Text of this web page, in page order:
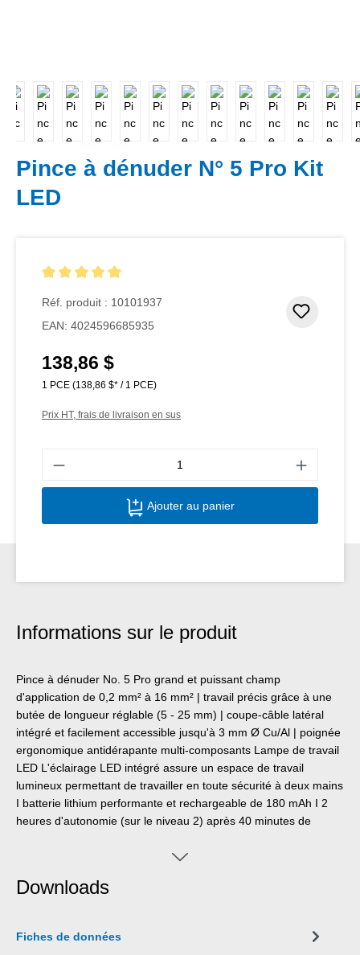
Pince à dénuder N° 5 Pro Kit
LED
Réf. produit : 10101937
EAN: 4024596685935
Prix régulier :
138,86 $
1 PCE (138,86 $* / 1 PCE)
Prix HT, frais de livraison en sus
Ajouter au panier
Informations sur le produit
Pince à dénuder No. 5 Pro grand et puissant champ
d'application de 0,2 mm² à 16 mm² | travail précis grâce à une
butée de longueur réglable (5 - 25 mm) | coupe‑câble latéral
intégré et facilement accessible jusqu'à 3 mm Ø Cu/Al | poignée
ergonomique antidérapante multi‑composants Lampe de travail
LED L'éclairage LED intégré assure un espace de travail
lumineux permettant de travailler en toute sécurité à deux mains
I batterie lithium performante et rechargeable de 180 mAh I 2
heures d'autonomie (sur le niveau 2) après 40 minutes de
température de couleur : 6500 K I boîtier en polycarbonate
résistant aux chocs, testé selon la classe de protection IP65 I
Downloads
Fiches de données